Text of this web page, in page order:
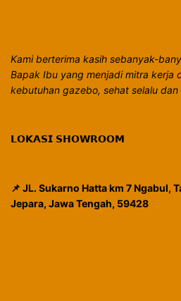
Kami berterima kasih sebanyak-
Bapak Ibu yang menjadi mitra kerja
kebutuhan gazebo, sehat selalu dan
𝗟𝗢𝗞𝗔𝗦𝗜 𝗦𝗛𝗢𝗪𝗥𝗢𝗢𝗠
📌 JL. Sukarno Hatta km 7 Ngabul,
Jepara, Jawa Tengah, 59428